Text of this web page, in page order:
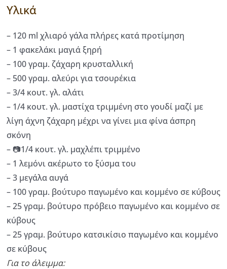
Υλικά
– 120 ml χλιαρό γάλα πλήρες κατά προτίμηση
– 1 φακελάκι μαγιά ξηρή
– 100 γραμ. ζάχαρη κρυσταλλική
– 500 γραμ. αλεύρι για τσουρέκια
– 3/4 κουτ. γλ. αλάτι
– 1/4 κουτ. γλ. μαστίχα τριμμένη στο γουδί μαζί με
λίγη άχνη ζάχαρη μέχρι να γίνει μια φίνα άσπρη
σκόνη
– 📷1/4 κουτ. γλ. μαχλέπι τριμμένο
– 1 λεμόνι ακέρωτο το ξύσμα του
– 3 μεγάλα αυγά
– 100 γραμ. βούτυρο παγωμένο και κομμένο σε κύβους
– 25 γραμ. βούτυρο πρόβειο παγωμένο και κομμένο σε
κύβους
– 25 γραμ. βούτυρο κατσικίσιο παγωμένο και κομμένο
σε κύβους
Για το άλειμμα: